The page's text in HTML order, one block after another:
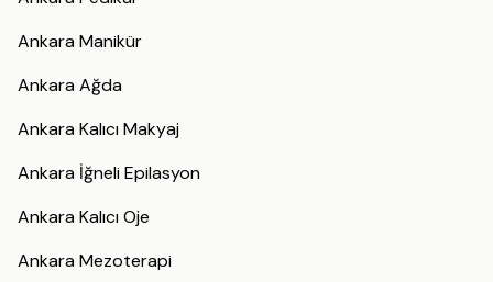
Ankara Manikür
Ankara Ağda
Ankara Kalıcı Makyaj
Ankara İğneli Epilasyon
Ankara Kalıcı Oje
Ankara Mezoterapi